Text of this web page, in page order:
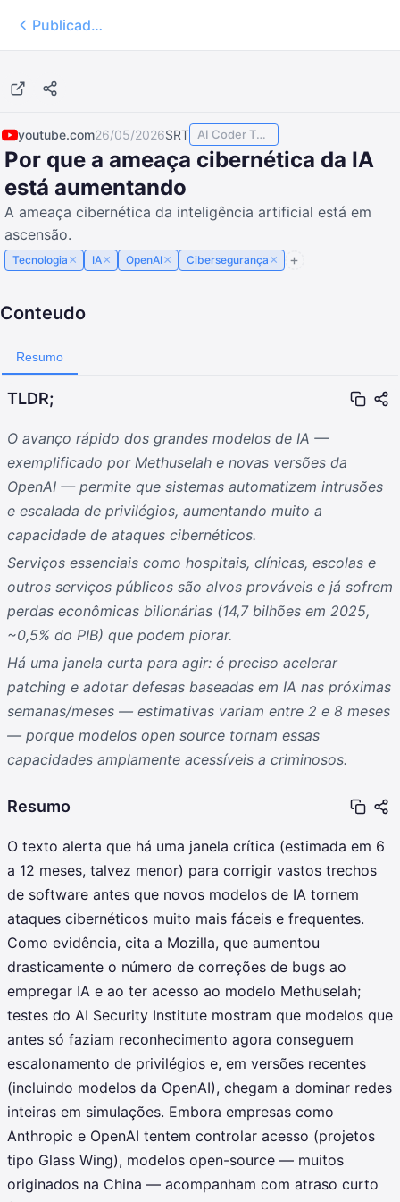
Publicados
youtube.com26/05/2026SRT AI Coder TODAY
Por que a ameaça cibernética da IA
está aumentando
A ameaça cibernética da inteligência artificial está em
ascensão.
Tecnologia × IA× OpenAI× Cibersegurança ×
Conteudo
Resumo
TLDR;
O avanço rápido dos grandes modelos de IA —
exemplificado por Methuselah e novas versões da
OpenAI — permite que sistemas automatizem intrusões
e escalada de privilégios, aumentando muito a
capacidade de ataques cibernéticos.
Serviços essenciais como hospitais, clínicas, escolas e
outros serviços públicos são alvos prováveis e já sofrem
perdas econômicas bilionárias (14,7 bilhões em 2025,
~0,5% do PIB) que podem piorar.
Há uma janela curta para agir: é preciso acelerar
patching e adotar defesas baseadas em IA nas próximas
semanas/meses — estimativas variam entre 2 e 8 meses
— porque modelos open source tornam essas
capacidades amplamente acessíveis a criminosos.
Resumo
O texto alerta que há uma janela crítica (estimada em 6
a 12 meses, talvez menor) para corrigir vastos trechos
de software antes que novos modelos de IA tornem
ataques cibernéticos muito mais fáceis e frequentes.
Como evidência, cita a Mozilla, que aumentou
drasticamente o número de correções de bugs ao
empregar IA e ao ter acesso ao modelo Methuselah;
testes do AI Security Institute mostram que modelos que
antes só faziam reconhecimento agora conseguem
escalonamento de privilégios e, em versões recentes
(incluindo modelos da OpenAI), chegam a dominar redes
inteiras em simulações. Embora empresas como
Anthropic e OpenAI tentem controlar acesso (projetos
tipo Glass Wing), modelos open-source — muitos
originados na China — acompanham com atraso curto